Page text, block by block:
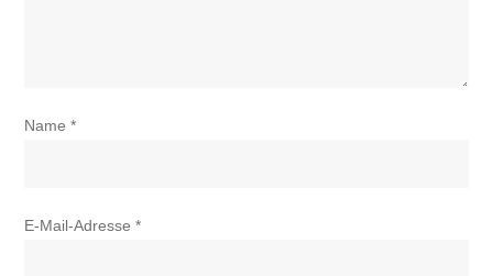
Name*
E-Mail-Adresse*